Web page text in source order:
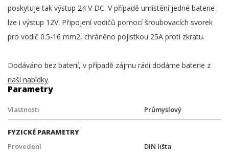
poskytuje tak výstup 24 V DC. V případě umístění jedné baterie
lze i výstup 12V. Připojení vodičů pomocí šroubovacích svorek
pro vodič 0.5-16 mm2, chráněno pojistkou 25A proti zkratu.
Dodáváno bez baterií, v případě zájmu rádi dodáme baterie z
naší nabídky.
Parametry
Vlastnosti Průmyslový
FYZICKÉ PARAMETRY
Provedení
DIN lišta